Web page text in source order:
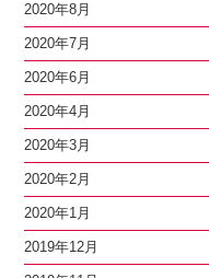
2020年8月
2020年7月
2020年6月
2020年4月
2020年3月
2020年2月
2020年1月
2019年12月